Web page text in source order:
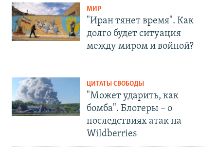
МИР
"Иран тянет время". Как
долго будет ситуация
между миром и войной?
ЦИТАТЫ СВОБОДЫ
"Может ударить, как
бомба". Блогеры – о
последствиях атак на
Wildberries